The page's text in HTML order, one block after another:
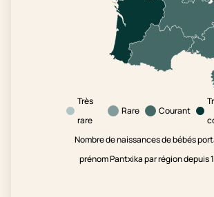
Très
rare
Rare Courant
Nombre de naissances de bébés
prénom Pantxika par région depuis